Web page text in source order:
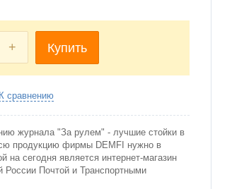
+ Купить
К сравнению
журнала "За рулем" - лучшие стойки в
продукцию фирмы DEMFI нужно в
на сегодня является интернет-магазин
Почтой и Транспортными